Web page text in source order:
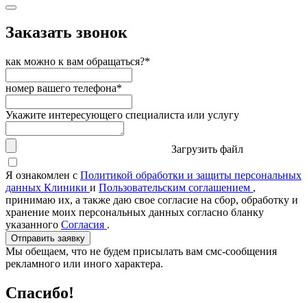
Заказать звонок
как можно к вам обращаться?*
номер вашего телефона*
Укажите интересующего специалиста или услугу
Загрузить файл
Я ознакомлен с Политикой обработки и защиты персональных
данных Клиники и Пользовательским соглашением ,
принимаю их, а также даю свое согласие на сбор, обработку и
хранение моих персональных данных согласно бланку
указанного Согласия .
Отправить заявку
Мы обещаем, что не будем присылать вам смс-сообщения
рекламного или иного характера.
Спасибо!